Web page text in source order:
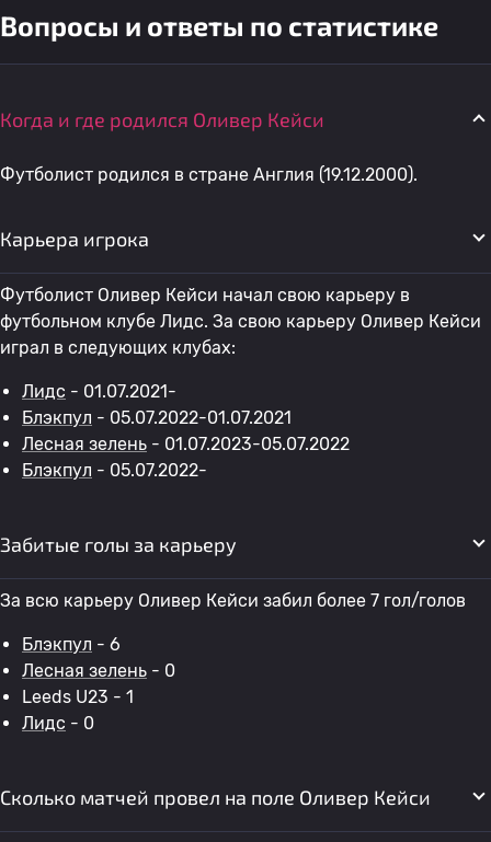
Вопросы и ответы по статистике
Когда и где родился Оливер Кейси
Футболист родился в стране Англия (19.12.2000).
Карьера игрока
Футболист Оливер Кейси начал свою карьеру в
футбольном клубе Лидс. За свою карьеру Оливер Кейси
играл в следующих клубах:
Лидс - 01.07.2021-
Блэкпул - 05.07.2022-01.07.2021
Лесная зелень - 01.07.2023-05.07.2022
Блэкпул - 05.07.2022-
Забитые голы за карьеру
За всю карьеру Оливер Кейси забил более 7 гол/голов
Блэкпул - 6
Лесная зелень - 0
Leeds U23 - 1
Лидс - 0
Сколько матчей провел на поле Оливер Кейси